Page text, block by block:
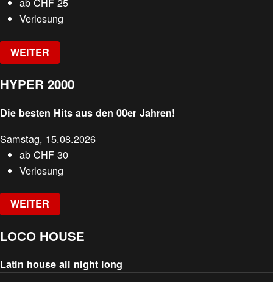
Verlosung
WEITER
HYPER 2000
Die besten Hits aus den 00er Jahren!
Samstag, 15.08.2026
abCHF 30
Verlosung
WEITER
LOCO HOUSE
Latin house all night long